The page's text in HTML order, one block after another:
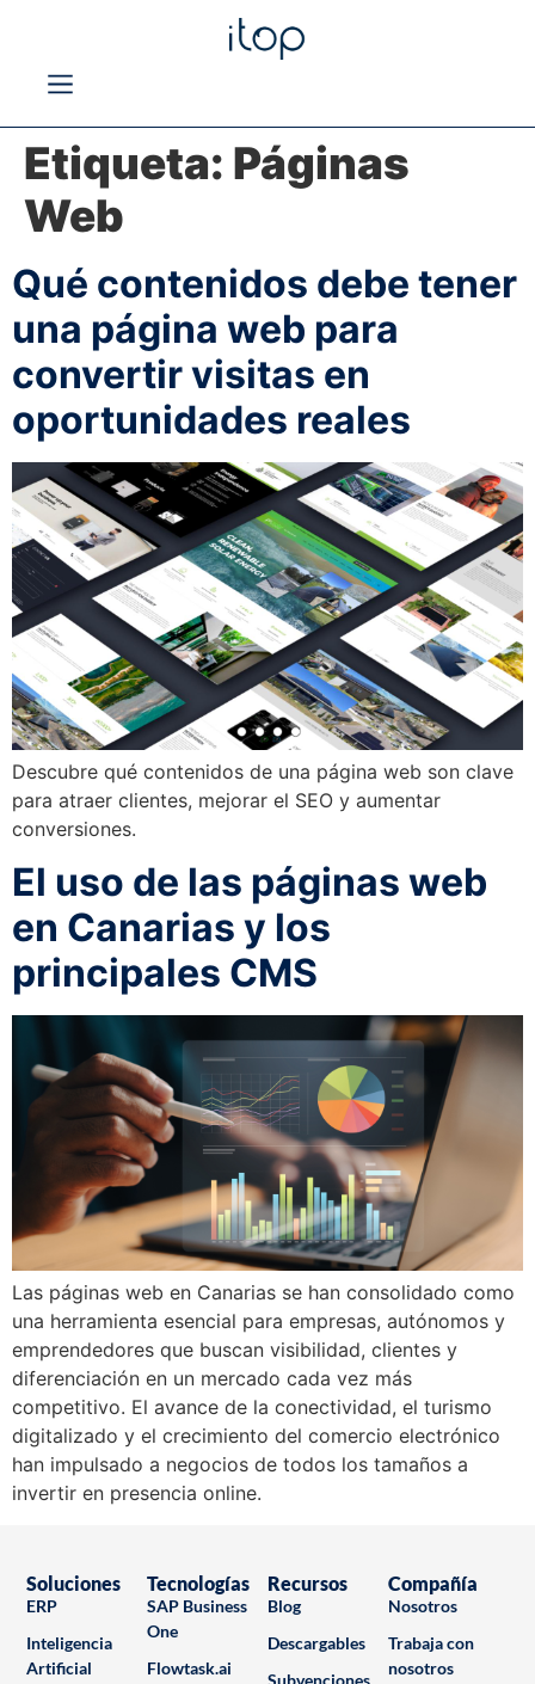
Etiqueta: Páginas
Web
Qué contenidos debe tener
una página web para
convertir visitas en
oportunidades reales
Descubre qué contenidos de una página web son clave
para atraer clientes, mejorar el SEO y aumentar
conversiones.
El uso de las páginas web
en Canarias y los
principales CMS
Las páginas web en Canarias se han consolidado como
una herramienta esencial para empresas, autónomos y
emprendedores que buscan visibilidad, clientes y
diferenciación en un mercado cada vez más
competitivo. El avance de la conectividad, el turismo
digitalizado y el crecimiento del comercio electrónico
han impulsado a negocios de todos los tamaños a
invertir en presencia online.
Soluciones
ERP
Inteligencia
Artificial
Tecnologías
SAP Business
One
Flowtask.ai
Recursos
Blog
Descargables
Compañía
Nosotros
Trabaja con
nosotros